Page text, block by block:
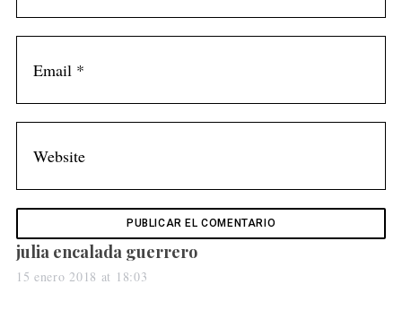
s
a
julia encalada guerrero
15 enero 2018 at 18:03